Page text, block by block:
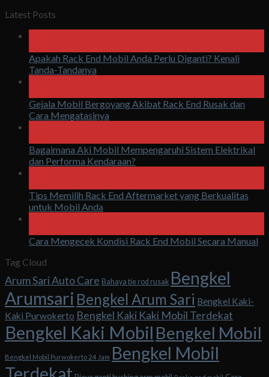
Latest Posts
Apakah Rack End Mobil Anda Perlu Diganti? Kenali
Tanda-Tandanya
Gejala Mobil Bergoyang Akibat Rack End Rusak dan
Cara Mengatasinya
Bagaimana Aki Mobil Mempengaruhi Sistem Elektrikal
dan Performa Kendaraan?
Tips Memilih Rack End Aftermarket yang Berkualitas
untuk Mobil Anda
Cara Mengecek Kondisi Rack End Mobil Secara Manual
Tag Cloud
Arum Sari Auto Care Bahaya tie rod rusak Bengkel
Arumsari Bengkel Arum Sari Bengkel Kaki-
Kaki Purwokerto Bengkel Kaki Kaki Mobil Terdekat
Bengkel Kaki Mobil Bengkel Mobil
Bengkel Mobil Purwokerto 24 Jam Bengkel Mobil